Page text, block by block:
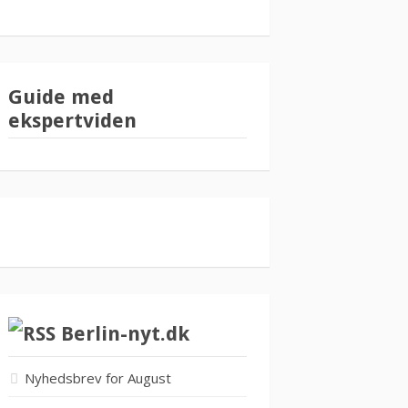
Guide med
ekspertviden
Berlin-nyt.dk
Nyhedsbrev for August